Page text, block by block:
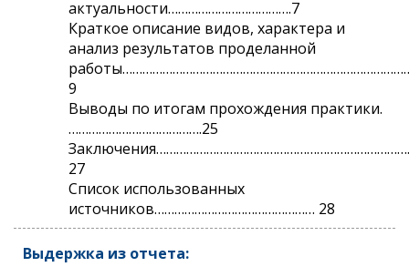
актуальности……………………………….7
Краткое описание видов, характера и
анализ результатов проделанной
9
Выводы по итогам прохождения практики.
………………………………….25
27
Список использованных
источников………………………………………… 28
Выдержка из отчета: